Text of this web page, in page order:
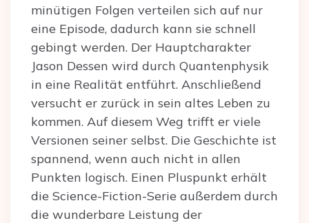
minütigen Folgen verteilen sich auf nur
eine Episode, dadurch kann sie schnell
gebingt werden. Der Hauptcharakter
Jason Dessen wird durch Quantenphysik
in eine Realität entführt. Anschließend
versucht er zurück in sein altes Leben zu
kommen. Auf diesem Weg trifft er viele
Versionen seiner selbst. Die Geschichte ist
spannend, wenn auch nicht in allen
Punkten logisch. Einen Pluspunkt erhält
die Science-Fiction-Serie außerdem durch
die wunderbare Leistung der